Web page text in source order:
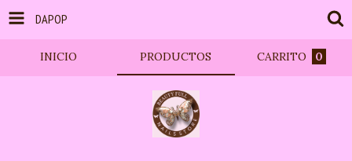
DAPOP
INICIO PRODUCTOS CARRITO 0